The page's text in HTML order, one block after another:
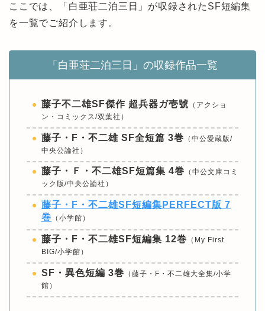
ここでは、「白亜荘二泊三日」が収録されたSF短編集
を一覧でご紹介します。
「白亜荘二泊三日」の収録作品一覧
藤子不二雄SF傑作 超兵器ガ壱號 （アクショ
ン・コミックス/双葉社）
藤子・F・不二雄 SF全短篇 3巻 （中公愛蔵版/
中央公論社）
藤子・Ｆ・不二雄SF短篇集 4巻 （中公文庫コミ
ック版/中央公論社）
藤子・F・不二雄SF短編集PERFECT版 7
巻 （小学館）
藤子・F・不二雄SF短編集 12巻 （My First
BIG/小学館）
SF・異色短編 3巻 （藤子・F・不二雄大全集/小学
館）